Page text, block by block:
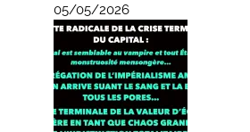
05/05/2026